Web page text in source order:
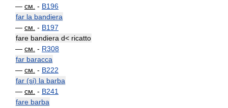
— см. - B196
far la bandiera
— см. - B197
fare bandiera d< ricatto
— см. - R308
far baracca
— см. - B222
far (si) la barba
— см. - B241
fare barba